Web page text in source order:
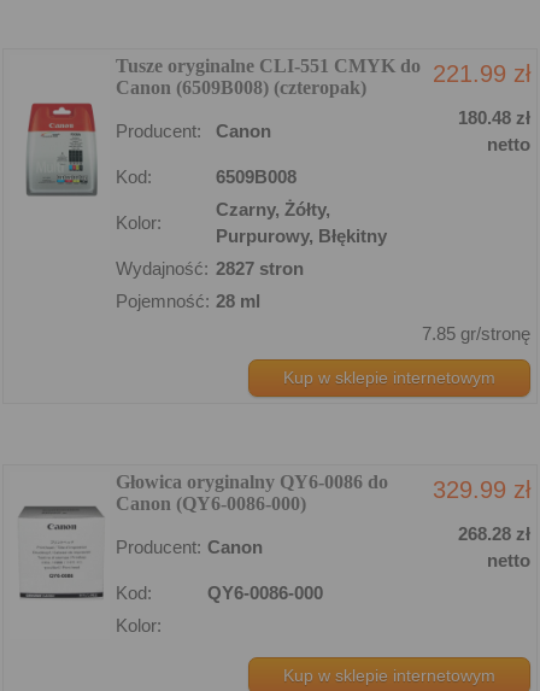
Tusze oryginalne CLI-551 CMYK do
Canon (6509B008) (czteropak)
221.99 zł
Producent: Canon
180.48 zł
netto
Kod:
6509B008
Kolor:
Czarny, Żółty,
Purpurowy, Błękitny
Wydajność: 2827 stron
Pojemność: 28 ml
7.85 gr/stronę
Kup w sklepie internetowym
Głowica oryginalny QY6-0086 do
Canon (QY6-0086-000)
329.99 zł
Producent: Canon
268.28 zł
netto
Kod:
QY6-0086-000
Kolor:
Kup w sklepie internetowym